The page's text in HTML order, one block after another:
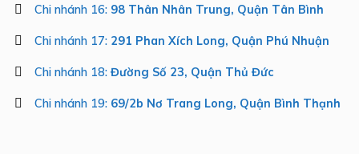
Chi nhánh 16: 98 Thân Nhân Trung, Quận Tân Bình
Chi nhánh 17: 291 Phan Xích Long, Quận Phú Nhuận
Chi nhánh 18: Đường Số 23, Quận Thủ Đức
Chi nhánh 19: 69/2b Nơ Trang Long, Quận Bình Thạnh